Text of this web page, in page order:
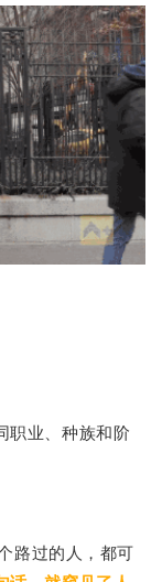
职业、种族和阶
路过的人，都可